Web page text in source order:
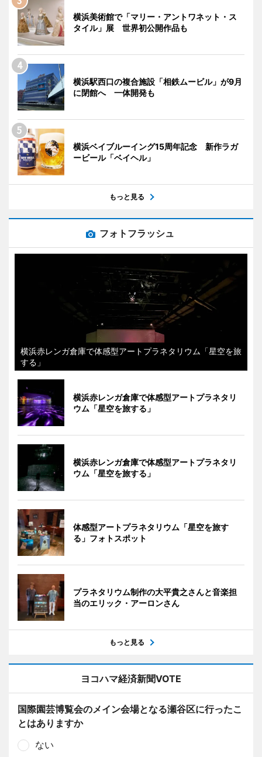
横浜美術館で「マリー・アントワネット・ス
タイル」展 世界初公開作品も
横浜駅西口の複合施設「相鉄ムービル」が9月
に閉館へ 一体開発も
横浜ベイブルーイング15周年記念 新作ラガ
ービール「ベイヘル」
もっと見る
フォトフラッシュ
横浜赤レンガ倉庫で体感型アートプラネタリウム「星空を旅
する」
横浜赤レンガ倉庫で体感型アートプラネタリ
ウム「星空を旅する」
横浜赤レンガ倉庫で体感型アートプラネタリ
ウム「星空を旅する」
体感型アートプラネタリウム「星空を旅す
る」フォトスポット
プラネタリウム制作の大平貴之さんと音楽担
当のエリック・アーロンさん
もっと見る
ヨコハマ経済新聞VOTE
国際園芸博覧会のメイン会場となる瀬谷区に行ったこ
とはありますか
ない